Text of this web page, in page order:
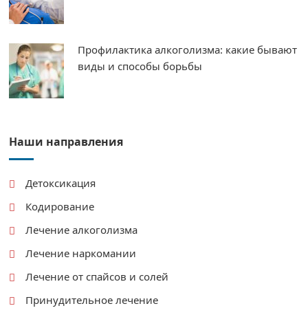
Профилактика алкоголизма: какие бывают
виды и способы борьбы
Наши направления
Детоксикация
Кодирование
Лечение алкоголизма
Лечение наркомании
Лечение от спайсов и солей
Принудительное лечение